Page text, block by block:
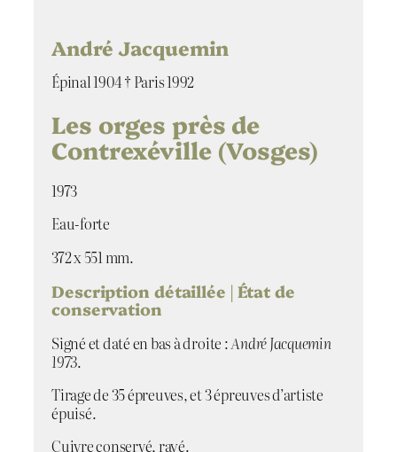
André Jacquemin
Épinal 1904 † Paris 1992
Les orges près de
Contrexéville (Vosges)
1973
Eau-forte
372 x 551 mm.
Description détaillée | État de
conservation
Signé et daté en bas à droite :André Jacquemin
1973.
Tirage de 35 épreuves, et 3 épreuves d’artiste
épuisé.
Cuivre conservé, rayé.